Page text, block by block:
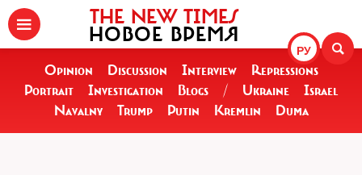
РУ
THE NEW TIMES
НОВОЕ ВРЕМЯ
Opinion Discussion Interview
Repressions
Portrait
Investigation Blogs / Ukraine
Israel
Navalny
Trump Putin Kremlin Duma